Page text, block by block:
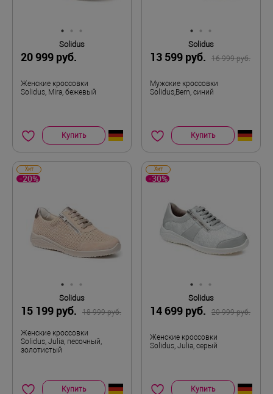
Solidus
20 999 руб.
Женские кроссовки
Solidus, Mira, бежевый
Купить
Solidus
13 599 руб. 16 999 руб.
Мужские кроссовки
Solidus,Bern, синий
Купить
Хит
-20%
Solidus
15 199 руб. 18 999 руб.
Женские кроссовки
Solidus, Julia, песочный,
золотистый
Купить
Хит
-30%
Solidus
14 699 руб. 20 999 руб.
Женские кроссовки
Solidus, Julia, серый
Купить